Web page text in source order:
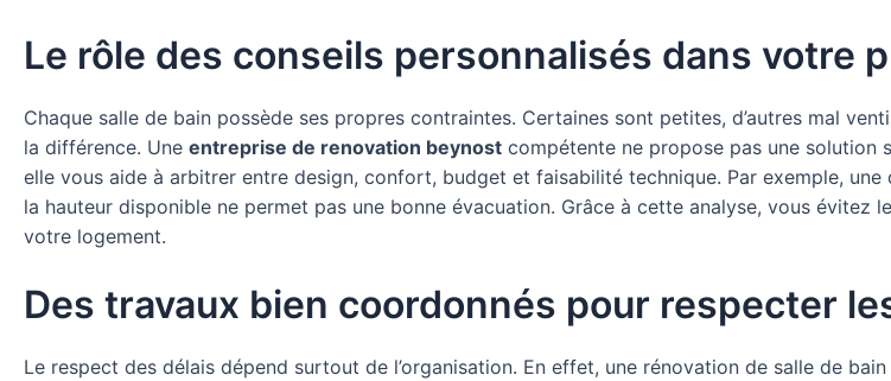
Le rôle des conseils personnalisés dans votre
Chaque salle de bain possède ses propres contraintes. Certaines sont petites, d’autres mal
la différence. Une entreprise de renovation beynost compétente ne propose pas une solution
elle vous aide à arbitrer entre design, confort, budget et faisabilité technique. Par exemple,
la hauteur disponible ne permet pas une bonne évacuation. Grâce à cette analyse, vous évitez
votre logement.
Des travaux bien coordonnés pour respecter
Le respect des délais dépend surtout de l’organisation. En effet, une rénovation de salle de